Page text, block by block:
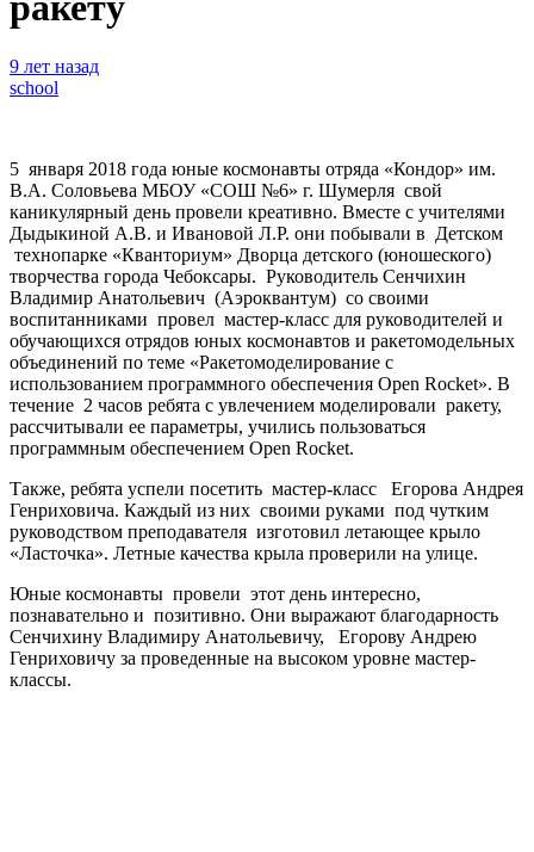
9 лет назад
school
5 января 2018 года юные космонавты отряда «Кондор» им.
В.А. Соловьева МБОУ «СОШ №6» г. Шумерля свой
каникулярный день провели креативно. Вместе с учителями
Дыдыкиной А.В. и Ивановой Л.Р. они побывали в Детском
технопарке «Кванториум» Дворца детского (юношеского)
творчества города Чебоксары. Руководитель Сенчихин
Владимир Анатольевич (Аэроквантум) со своими
воспитанниками провел мастер-класс для руководителей и
обучающихся отрядов юных космонавтов и ракетомодельных
объединений по теме «Ракетомоделирование с
использованием программного обеспечения Open Rocket». В
течение 2 часов ребята с увлечением моделировали ракету,
рассчитывали ее параметры, учились пользоваться
программным обеспечением Open Rocket.
Также, ребята успели посетить мастер-класс Егорова Андрея
Генриховича. Каждый из них своими руками под чутким
руководством преподавателя изготовил летающее крыло
«Ласточка». Летные качества крыла проверили на улице.
Юные космонавты провели этот день интересно,
познавательно и позитивно. Они выражают благодарность
Сенчихину Владимиру Анатольевичу, Егорову Андрею
Генриховичу за проведенные на высоком уровне мастер-
классы.